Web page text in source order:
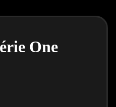
One